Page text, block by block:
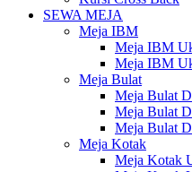
SEWA MEJA
Meja IBM
Meja IBM
Meja IBM
Meja Bulat
Meja Bulat
Meja Bulat
Meja Bulat
Meja Kotak
Meja Kotak